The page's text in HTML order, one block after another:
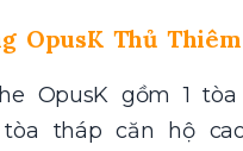
OpusK Thủ Thiêm
OpusK gồm 1
tháp căn hộ